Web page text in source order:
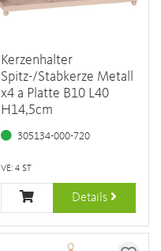
Kerzenhalter
Spitz-/Stabkerze Metall
x4 a Platte B10 L40
H14,5cm
305134-000-720
VE: 4 ST
Details